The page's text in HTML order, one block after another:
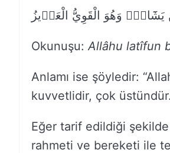
وَهُوَ الْقَوِيُّ الْعَز۪يزُ
Okunuşu: Allâhu latîfun
Anlamı ise şöyledir:
kuvvetlidir, çok
Eğer tarif edildiği
rahmeti ve bereketi ile